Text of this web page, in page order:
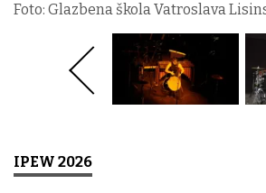
Foto: Glazbena škola Vatroslava
IPEW 2026